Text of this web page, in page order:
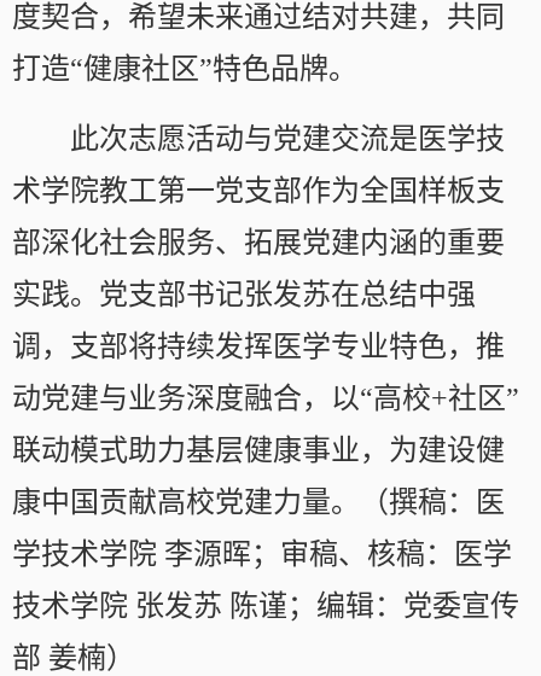
度契合，希望未来通过结对共建，共同
打造“健康社区”特色品牌。
此次志愿活动与党建交流是医学技
术学院教工第一党支部作为全国样板支
部深化社会服务、拓展党建内涵的重要
实践。党支部书记张发苏在总结中强
调，支部将持续发挥医学专业特色，推
动党建与业务深度融合，以“高校+社区”
联动模式助力基层健康事业，为建设健
康中国贡献高校党建力量。（撰稿：医
学技术学院 李源晖；审稿、核稿：医学
技术学院 张发苏 陈谨；编辑：党委宣传
部 姜楠）